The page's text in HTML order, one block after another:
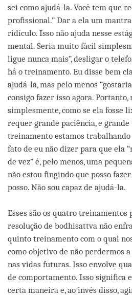
sei como ajudá-la. Você tem que
profissional.” Dar a ela um
ridículo. Isso não ajuda nesse
mental. Seria muito fácil
ligue nunca mais”, desligar o
há o treinamento. Eu disse bem
ajudá-la, mas pelo menos
consigo fazer isso agora. Portanto,
simplesmente, como se ela fosse
requer grande paciência, e
treinamento estamos trabalhando
fato de eu não dizer para que ela
de vez” é, pelo menos, uma
não estou fingindo que posso
posso. Não sou capaz de ajudá-la.
Esses são os quatro treinamentos
resolução de bodhisattva não
quinto treinamento com o qual
como objetivo de não perdermos
nas vidas futuras. Isso envolve
de comportamento. Isso significa
certa maneira e, ao invés disso,